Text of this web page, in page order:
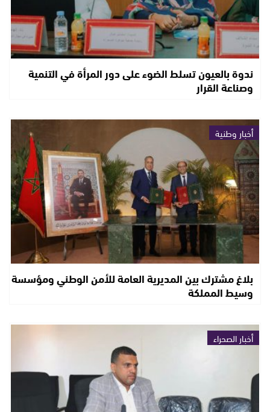
ندوة بالعيون تسلط الضوء على دور المرأة في التنمية
وصناعة القرار
أخبار وطنية
بلاغ مشترك بين المديرية العامة للأمن الوطني ومؤسسة
وسيط المملكة
أخبار الصحراء